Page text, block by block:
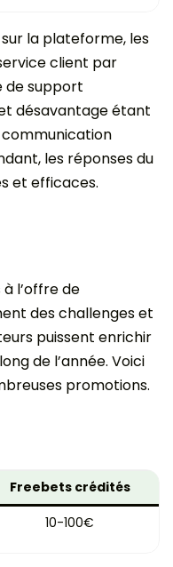
la plateforme, les
client par
de support
désavantage étant
communication
les réponses du
et efficaces.
l’offre de
des challenges et
puissent enrichir
de l’année. Voici
promotions.
Freebets crédités
10-100€